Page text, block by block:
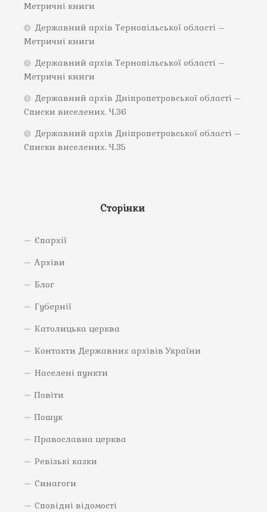
Метричні книги
Державний архів Тернопільської області –
Метричні книги
Державний архів Тернопільської області –
Метричні книги
Державний архів Дніпропетровської області –
Списки виселених. Ч.36
Державний архів Дніпропетровської області –
Списки виселених. Ч.35
Сторінки
Єпархії
Архіви
Блог
Губернії
Католицька церква
Контакти Державних архівів України
Населені пункти
Повіти
Пошук
Православна церква
Ревізькі казки
Синагоги
Сповідні відомості